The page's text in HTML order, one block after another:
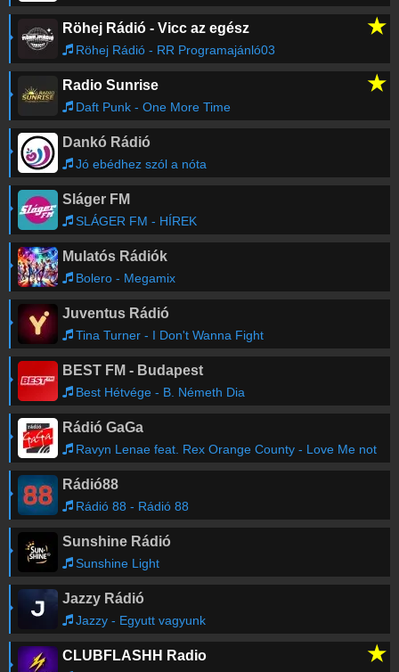
Röhej Rádió - Vicc az egész ★
Röhej Rádió - RR Programajánló03
Radio Sunrise ★
Daft Punk - One More Time
Dankó Rádió
Jó ebédhez szól a nóta
Sláger FM
SLÁGER FM - HÍREK
Mulatós Rádiók
Bolero - Megamix
Juventus Rádió
Tina Turner - I Don't Wanna Fight
BEST FM - Budapest
Best Hétvége - B. Németh Dia
Rádió GaGa
Ravyn Lenae feat. Rex Orange County - Love Me not
Rádió88
Rádió 88 - Rádió 88
Sunshine Rádió
Sunshine Light
Jazzy Rádió
Jazzy - Egyutt vagyunk
CLUBFLASHH Radio ★